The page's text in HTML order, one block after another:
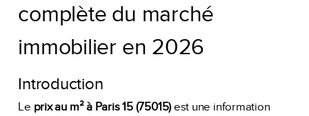
complète du marché
immobilier en 2026
Introduction
Le prix au m² à Paris 15 (75015)est une information